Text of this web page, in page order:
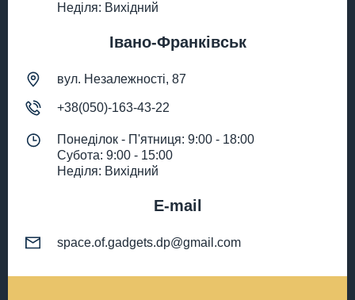
Неділя: Вихідний
Івано-Франківськ
вул. Незалежності, 87
+38(050)-163-43-22
Понеділок - П'ятниця: 9:00 - 18:00
Субота: 9:00 - 15:00
Неділя: Вихідний
E-mail
space.of.gadgets.dp@gmail.com